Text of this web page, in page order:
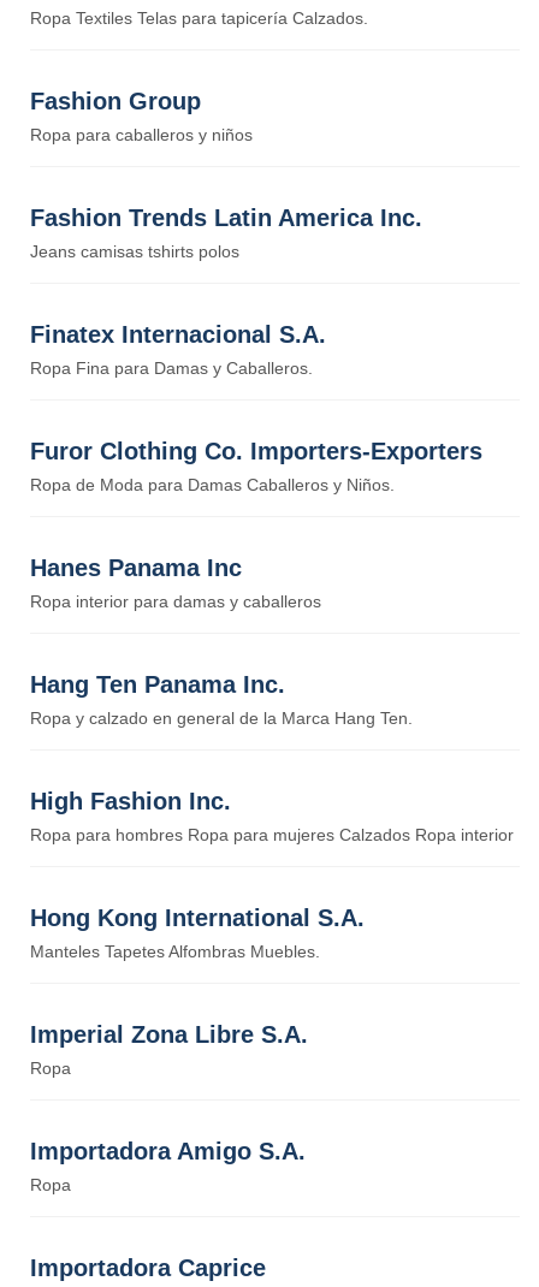
Ropa Textiles Telas para tapicería Calzados.
Fashion Group
Ropa para caballeros y niños
Fashion Trends Latin America Inc.
Jeans camisas tshirts polos
Finatex Internacional S.A.
Ropa Fina para Damas y Caballeros.
Furor Clothing Co. Importers-Exporters
Ropa de Moda para Damas Caballeros y Niños.
Hanes Panama Inc
Ropa interior para damas y caballeros
Hang Ten Panama Inc.
Ropa y calzado en general de la Marca Hang Ten.
High Fashion Inc.
Ropa para hombres Ropa para mujeres Calzados Ropa interior
Hong Kong International S.A.
Manteles Tapetes Alfombras Muebles.
Imperial Zona Libre S.A.
Ropa
Importadora Amigo S.A.
Ropa
Importadora Caprice